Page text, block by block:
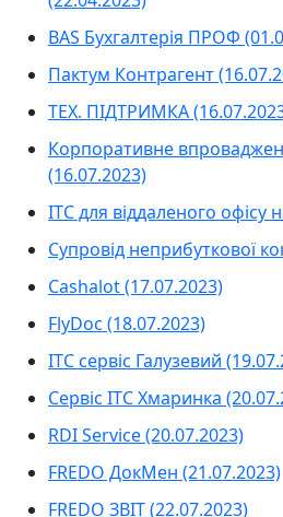
BAS Бухгалтерія ПРОФ
Пактум Контрагент
ТЕХ. ПІДТРИМКА
Корпоративне
(16.07.2023)
ІТС для віддаленого офісу
Супровід неприбуткової
Cashalot (17.07.2023)
FlyDoc (18.07.2023)
ІТС сервіс Галузевий
Сервіс ІТС Хмаринка
RDI Service (20.07.2023)
FREDO ДокМен (21.07.2023)
FREDO ЗВІТ (22.07.2023)